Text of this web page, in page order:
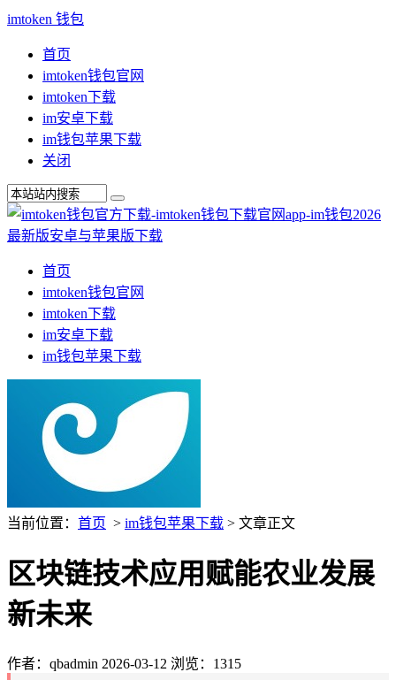
imtoken 钱包
首页
imtoken钱包官网
imtoken下载
im安卓下载
im钱包苹果下载
关闭
首页
imtoken钱包官网
imtoken下载
im安卓下载
im钱包苹果下载
当前位置： 首页 > im钱包苹果下载 > 文章正文
区块链技术应用赋能农业发展
新未来
作者：qbadmin 2026-03-12 浏览：1315